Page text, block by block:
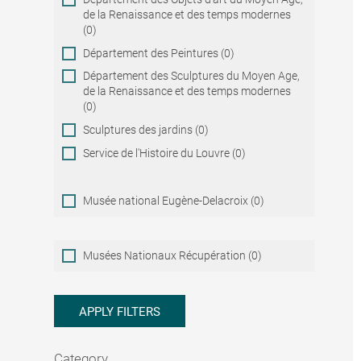
de la Renaissance et des temps modernes
(0)
Département des Peintures (0)
Département des Sculptures du Moyen Age,
de la Renaissance et des temps modernes
(0)
Sculptures des jardins (0)
Service de l'Histoire du Louvre (0)
Musée national Eugène-Delacroix (0)
Musées
Nationaux
Musées Nationaux Récupération (0)
APPLY FILTERS